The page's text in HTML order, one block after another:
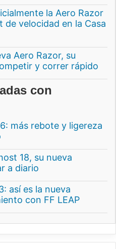
la Aero Razor
velocidad en la Casa
Aero Razor, su
y correr rápido
con
más rebote y ligereza
18, su nueva
a diario
así es la nueva
con FF LEAP